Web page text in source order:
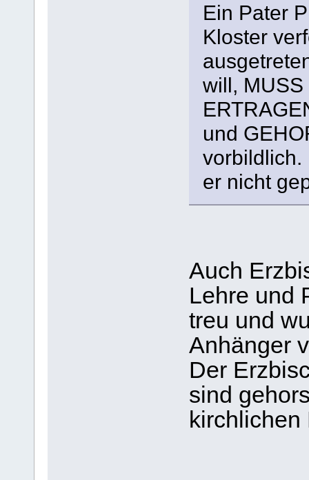
Ein Pater
Kloster
will,
und
vorbildlich.
er nicht
Auch
Lehre und
treu und
Anhänger
Der
sind
kirchlichen